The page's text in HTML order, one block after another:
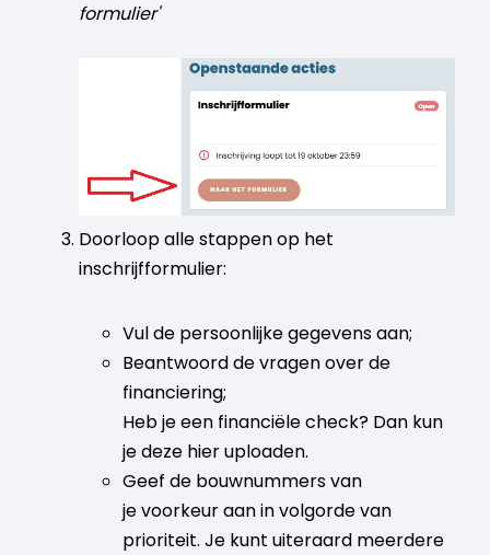
formulier'
Doorloop alle stappen op het
inschrijfformulier:
Vul de persoonlijke gegevens aan;
Beantwoord de vragen over de
financiering;
Heb je een financiële check? Dan kun
je deze hier uploaden.
Geef de bouwnummers van
je voorkeur aan in volgorde van
prioriteit. Je kunt uiteraard meerdere